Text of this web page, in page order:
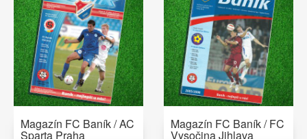
Magazín FC Baník / AC
Sparta Praha
Magazín FC Baník / FC
Vysočina Jihlava